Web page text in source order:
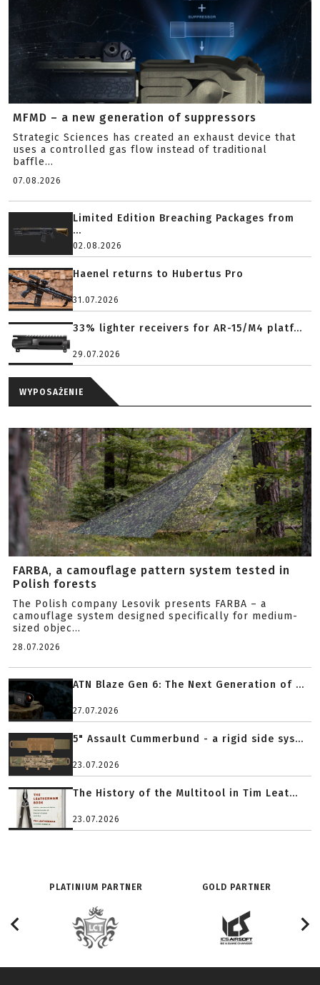
MFMD – a new generation of suppressors
Strategic Sciences has created an exhaust device that
uses a controlled gas flow instead of traditional
baffle...
07.08.2026
Limited Edition Breaching Packages from
...
02.08.2026
Haenel returns to Hubertus Pro
31.07.2026
33% lighter receivers for AR-15/M4 platf...
29.07.2026
WYPOSAŻENIE
FARBA, a camouflage pattern system tested in
Polish forests
The Polish company Lesovik presents FARBA – a
camouflage system designed specifically for medium-
sized objec...
28.07.2026
ATN Blaze Gen 6: The Next Generation of ...
27.07.2026
5" Assault Cummerbund - a rigid side sys...
23.07.2026
The History of the Multitool in Tim Leat...
23.07.2026
PLATINIUM PARTNER GOLD PARTNER